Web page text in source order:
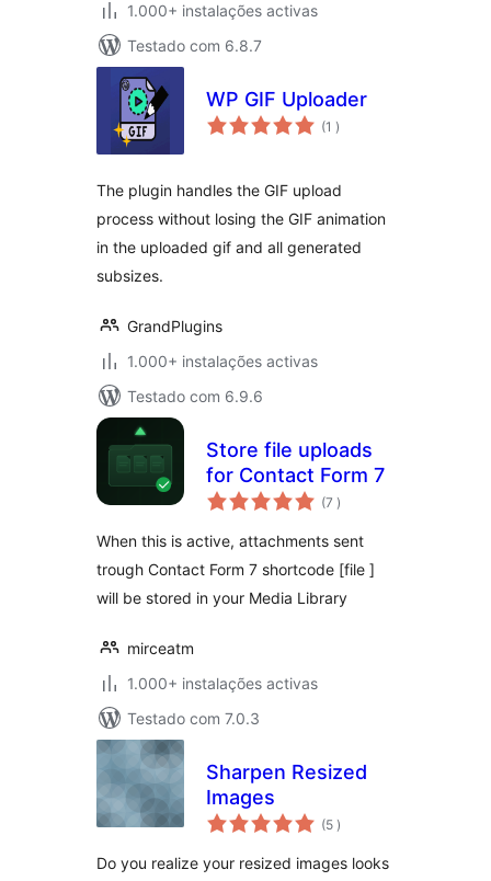
1.000+ instalações activas
Testado com 6.8.7
WP GIF Uploader
(1 classificações
)
The plugin handles the GIF upload
process without losing the GIF animation
in the uploaded gif and all generated
subsizes.
GrandPlugins
1.000+ instalações activas
Testado com 6.9.6
Store file uploads
for Contact Form 7
(7 classificações
)
When this is active, attachments sent
trough Contact Form 7 shortcode [file ]
will be stored in your Media Library
mirceatm
1.000+ instalações activas
Testado com 7.0.3
Sharpen Resized
Images
(5 classificações
)
Do you realize your resized images looks